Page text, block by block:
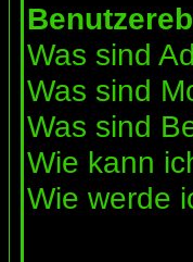
Was sind
Was sind
Was sind
Wie kann
Wie werde